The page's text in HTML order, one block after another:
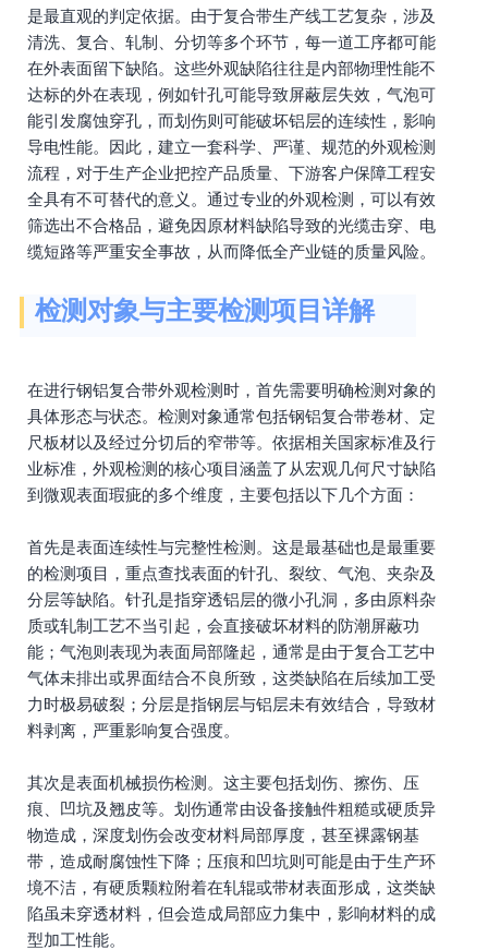
是最直观的判定依据。由于复合带生产线工艺复杂，涉及
清洗、复合、轧制、分切等多个环节，每一道工序都可能
在外表面留下缺陷。这些外观缺陷往往是内部物理性能不
达标的外在表现，例如针孔可能导致屏蔽层失效，气泡可
能引发腐蚀穿孔，而划伤则可能破坏铝层的连续性，影响
导电性能。因此，建立一套科学、严谨、规范的外观检测
流程，对于生产企业把控产品质量、下游客户保障工程安
全具有不可替代的意义。通过专业的外观检测，可以有效
筛选出不合格品，避免因原材料缺陷导致的光缆击穿、电
缆短路等严重安全事故，从而降低全产业链的质量风险。
检测对象与主要检测项目详解
在进行钢铝复合带外观检测时，首先需要明确检测对象的
具体形态与状态。检测对象通常包括钢铝复合带卷材、定
尺板材以及经过分切后的窄带等。依据相关国家标准及行
业标准，外观检测的核心项目涵盖了从宏观几何尺寸缺陷
到微观表面瑕疵的多个维度，主要包括以下几个方面：
首先是表面连续性与完整性检测。这是最基础也是最重要
的检测项目，重点查找表面的针孔、裂纹、气泡、夹杂及
分层等缺陷。针孔是指穿透铝层的微小孔洞，多由原料杂
质或轧制工艺不当引起，会直接破坏材料的防潮屏蔽功
能；气泡则表现为表面局部隆起，通常是由于复合工艺中
气体未排出或界面结合不良所致，这类缺陷在后续加工受
力时极易破裂；分层是指钢层与铝层未有效结合，导致材
料剥离，严重影响复合强度。
其次是表面机械损伤检测。这主要包括划伤、擦伤、压
痕、凹坑及翘皮等。划伤通常由设备接触件粗糙或硬质异
物造成，深度划伤会改变材料局部厚度，甚至裸露钢基
带，造成耐腐蚀性下降；压痕和凹坑则可能是由于生产环
境不洁，有硬质颗粒附着在轧辊或带材表面形成，这类缺
陷虽未穿透材料，但会造成局部应力集中，影响材料的成
型加工性能。